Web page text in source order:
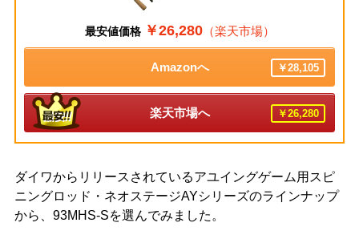
最安値価格 ￥26,280（楽天市場）
Amazonへ ￥28,105
楽天市場へ ￥26,280
ダイワからリリースされているアユイングゲーム用スピ
ニングロッド・ネオステージAYシリーズのラインナップ
から、93MHS-Sを選んでみました。